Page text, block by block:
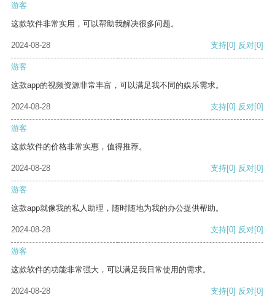
游客
这款软件非常实用，可以帮助我解决很多问题。
2024-08-28 支持[0] 反对[0]
游客
这款app的视频资源非常丰富，可以满足我不同的娱乐需求。
2024-08-28 支持[0] 反对[0]
游客
这款软件的价格非常实惠，值得推荐。
2024-08-28 支持[0] 反对[0]
游客
这款app就像我的私人助理，随时随地为我的办公提供帮助。
2024-08-28 支持[0] 反对[0]
游客
这款软件的功能非常强大，可以满足我日常使用的需求。
2024-08-28 支持[0] 反对[0]